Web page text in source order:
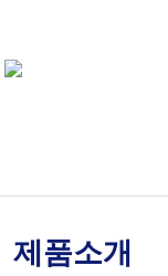
제품소개